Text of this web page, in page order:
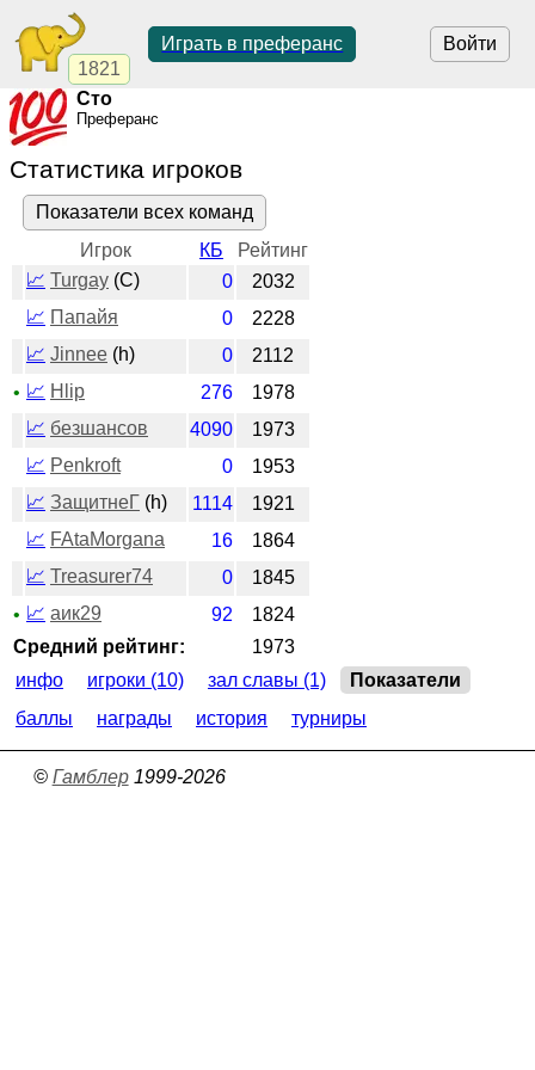
1821
Войти
Играть в преферанс
Сто
Преферанс
Статистика игроков
Показатели всех команд
Игрок
КБ
Рейтинг
📈 Turgay (C) 0
2032
📈 Папайя 0
2228
📈 Jinnee (h) 0
2112
• 📈 Hlip 276
1978
📈 безшансов 4090
1973
📈 Penkroft 0
1953
📈 ЗащитнеГ (h) 1114
1921
📈 FAtaMorgana 16
1864
📈 Treasurer74 0
1845
• 📈 аик29 92
1824
Средний рейтинг:
1973
инфо
игроки (10) зал славы (1)
Показатели
баллы
награды история турниры
© Гамблер1999-2026